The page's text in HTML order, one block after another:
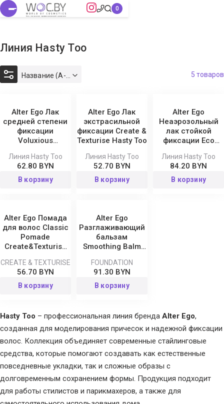
Линия Hasty Too
5 товаров
Alter Ego Лак
средней степени
фиксации
Voluxious
Too 500 мл
Линия Hasty Too
62.80 BYN
В корзину
Alter Ego Лак
экстрасильной
фиксации Create &
Texturise Hasty Too
Линия Hasty Too
52.70 BYN
В корзину
Alter Ego
Неаэрозольный
лак стойкой
фиксации Eco
Too 320 мл
Линия Hasty Too
84.20 BYN
В корзину
Alter Ego Помада
для волос Classic
Pomade
Create&Texturise
CREATE & TEXTURISE
56.70 BYN
В корзину
Alter Ego
Разглаживающий
бальзам
Smoothing Balm
Too
FOUNDATION
91.30 BYN
В корзину
Hasty Too – профессиональная линия бренда Alter Ego,
созданная для моделирования причесок и надежной фиксации
волос. Коллекция объединяет современные стайлинговые
средства, которые помогают создавать как естественные
повседневные укладки, так и сложные образы с
долговременным сохранением формы. Продукция подходит
для работы стилистов и парикмахеров, а также для